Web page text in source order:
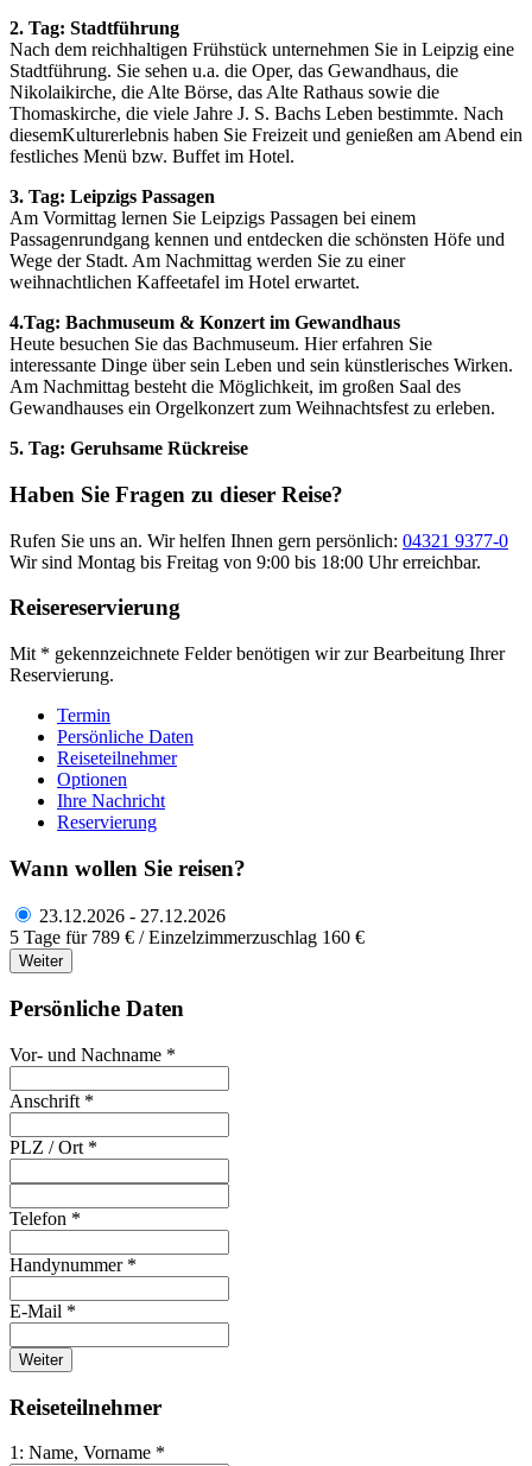
2. Tag: Stadtführung
Nach dem reichhaltigen Frühstück unternehmen Sie in Leipzig eine
Stadtführung. Sie sehen u.a. die Oper, das Gewandhaus, die
Nikolaikirche, die Alte Börse, das Alte Rathaus sowie die
Thomaskirche, die viele Jahre J. S. Bachs Leben bestimmte. Nach
diesemKulturerlebnis haben Sie Freizeit und genießen am Abend ein
festliches Menü bzw. Buffet im Hotel.
3. Tag: Leipzigs Passagen
Am Vormittag lernen Sie Leipzigs Passagen bei einem
Passagenrundgang kennen und entdecken die schönsten Höfe und
Wege der Stadt. Am Nachmittag werden Sie zu einer
weihnachtlichen Kaffeetafel im Hotel erwartet.
4.Tag: Bachmuseum & Konzert im Gewandhaus
Heute besuchen Sie das Bachmuseum. Hier erfahren Sie
interessante Dinge über sein Leben und sein künstlerisches Wirken.
Am Nachmittag besteht die Möglichkeit, im großen Saal des
Gewandhauses ein Orgelkonzert zum Weihnachtsfest zu erleben.
5. Tag: Geruhsame Rückreise
Haben Sie Fragen zu dieser Reise?
Rufen Sie uns an. Wir helfen Ihnen gern persönlich: 04321 9377-0
Wir sind Montag bis Freitag von 9:00 bis 18:00 Uhr erreichbar.
Reisereservierung
Mit * gekennzeichnete Felder benötigen wir zur Bearbeitung Ihrer
Reservierung.
Termin
Persönliche Daten
Reiseteilnehmer
Optionen
Ihre Nachricht
Reservierung
Wann wollen Sie reisen?
23.12.2026 - 27.12.2026
5 Tage für 789 € / Einzelzimmerzuschlag 160 €
Weiter
Persönliche Daten
Vor- und Nachname *
Anschrift *
PLZ / Ort *
Telefon *
Handynummer *
E-Mail *
Weiter
Reiseteilnehmer
1: Name, Vorname *